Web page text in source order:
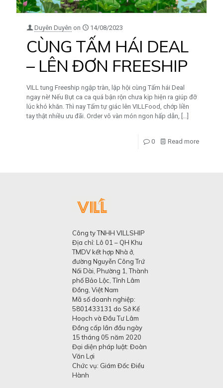
Duyên Duyên on 14/08/2023
CÙNG TẤM HÁI DEAL
– LÊN ĐƠN FREESHIP
VILL tung Freeship ngập tràn, lập hội cùng Tấm hái Deal
ngay nè! Nếu Bụt ca ca quá bận rộn chưa kịp hiện ra giúp đỡ
lúc khó khăn. Thì nay Tấm tự giác lên VILLFood, chớp liền
tay thật nhiều ưu đãi. Order vô vàn món ngon hấp dẫn,
0 Read more
Công ty TNHH VILLSHIP
Địa chỉ: Lô 01 – QH Khu
TMDV kết hợp Nhà ở,
đường Nguyễn Công Trứ
Nối Dài, Phường 1, Thành
phố Bảo Lộc, Tỉnh Lâm
Đồng, Việt Nam
Mã số doanh nghiệp:
5801433131 do Sở Kế
Hoạch và Đầu Tư Lâm
Đồng cấp lần đầu ngày
15 tháng 05 năm 2020
Đại diện pháp luật: Đoàn
Văn Lợi
Chức vụ: Giám Đốc Điều
Hành